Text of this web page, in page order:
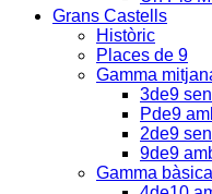
Grans Castells
Històric
Places de 9
Gamma
3de9
Pde9
2de9
9de9
Gamma